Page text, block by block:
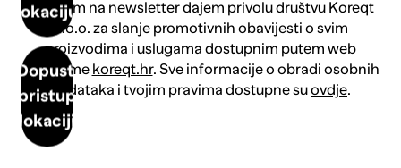
lokaciju
Dopusti
pristup
lokaciji
Prijavom na newsletter dajem privolu društvu Koreqt
d.o.o. za slanje promotivnih obavijesti o svim
proizvodima i uslugama dostupnim putem web
platforme koreqt.hr. Sve informacije o obradi osobnih
podataka i tvojim pravima dostupne suovdje.